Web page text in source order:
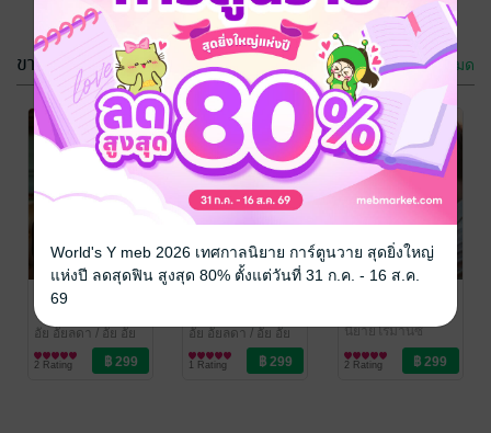
ซาตานร้ายพ่าย
อัย​ อัยลดา/ อัย อัย
นิยายโรมานซ์
3 Rating
เทพบุตรซาตาน
อัย​ อัยลดา/ อัย อัย
นิยายโรมานซ์
3 Rating
ขายดี ดูทั้งหมด
ผู้หญิงคนนี้​ที่เธอ
ไม่รัก
อัย​ อัยลดา / อัย อัย
ลดา
นิยายโรมานซ์
2 Rating
อัย​ อัยลดา / อัย อัย
ลดา
นิยายโรมานซ์
1 Rating
ลดา
นิยายโรมานซ์
2 Rating
World's Y meb 2026 เทศกาลนิยาย การ์ตูนวาย สุดยิ่งใหญ่
แห่งปี ลดสุดฟิน สูงสุด 80% ตั้งแต่วันที่ 31 ก.ค. - 16 ส.ค.
69